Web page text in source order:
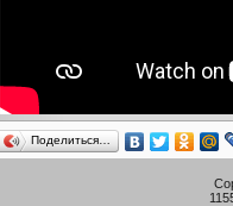
Поделиться…